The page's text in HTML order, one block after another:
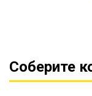
Соберите